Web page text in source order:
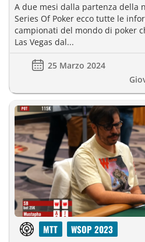
A due mesi dalla partenza della
Series Of Poker ecco tutte le
campionati del mondo di poker
Las Vegas dal...
25 Marzo 2024
MTT WSOP 2023